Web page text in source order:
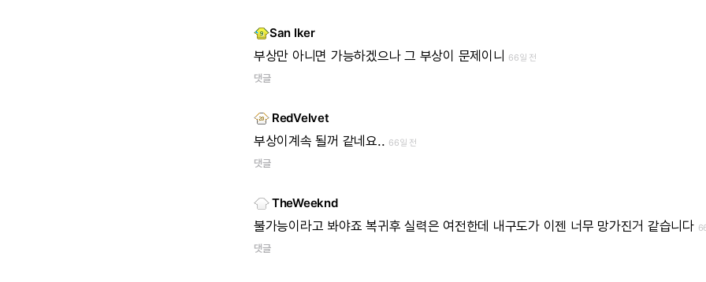
San Iker
부상만 아니면 가능하겠으나 그 부상이 문제이니 66일 전
댓글
RedVelvet
부상이계속 될꺼 같네요.. 66일 전
댓글
TheWeeknd
불가능이라고 봐야죠 복귀후 실력은 여전한데 내구도가 이젠 너무 망가진거 같습니다
댓글